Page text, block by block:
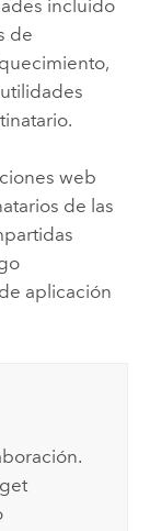
incluido
de
web
de las
aplicación